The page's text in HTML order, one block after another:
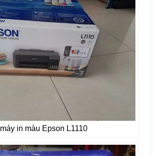
máy in màu Epson L1110